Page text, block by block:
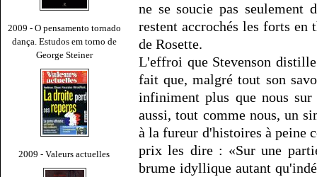
2009 - O pensamento tornado
dança. Estudos em torno de
George Steiner
2009 - Valeurs actuelles
ne se soucie pas seulement
restent accrochés les forts en
de Rosette.
L'effroi que Stevenson
fait que, malgré tout son
infiniment plus que nous
aussi, tout comme nous, un
à la fureur d'histoires à peine
prix les dire : «Sur une
brume idyllique autant